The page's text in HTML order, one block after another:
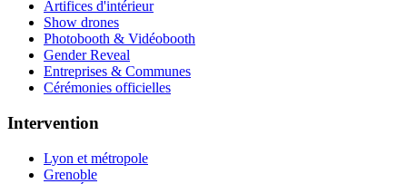
Artifices d'intérieur
Show drones
Photobooth & Vidéobooth
Gender Reveal
Entreprises & Communes
Cérémonies officielles
Intervention
Lyon et métropole
Grenoble